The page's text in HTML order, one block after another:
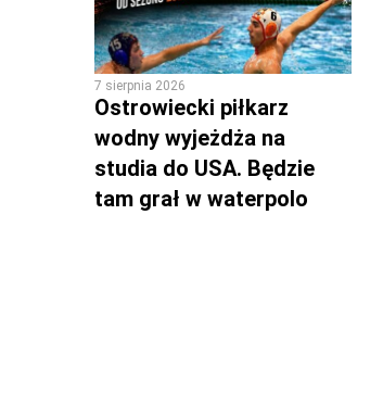
7 sierpnia 2026
Ostrowiecki piłkarz
wodny wyjeżdża na
studia do USA. Będzie
tam grał w waterpolo